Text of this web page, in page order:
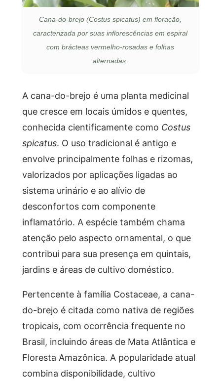
Cana-do-brejo (Costus spicatus) em floração,
caracterizada por suas inflorescências em espiral
com brácteas vermelho-rosadas e folhas
alternadas.
A cana-do-brejo é uma planta medicinal
que cresce em locais úmidos e quentes,
conhecida cientificamente como Costus
spicatus. O uso tradicional é antigo e
envolve principalmente folhas e rizomas,
valorizados por aplicações ligadas ao
sistema urinário e ao alívio de
desconfortos com componente
inflamatório. A espécie também chama
atenção pelo aspecto ornamental, o que
contribui para sua presença em quintais,
jardins e áreas de cultivo doméstico.
Pertencente à família Costaceae, a cana-
do-brejo é citada como nativa de regiões
tropicais, com ocorrência frequente no
Brasil, incluindo áreas de Mata Atlântica e
Floresta Amazônica. A popularidade atual
combina disponibilidade, cultivo